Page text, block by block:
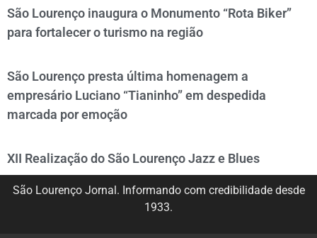
São Lourenço inaugura o Monumento “Rota Biker”
para fortalecer o turismo na região
São Lourenço presta última homenagem a
empresário Luciano “Tianinho” em despedida
marcada por emoção
XII Realização do São Lourenço Jazz e Blues
São Lourenço Jornal. Informando com credibilidade desde
1933.